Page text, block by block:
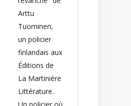
Arttu
Tuominen,
un policier
finlandais aux
Éditions de
La Martinière
Littérature.